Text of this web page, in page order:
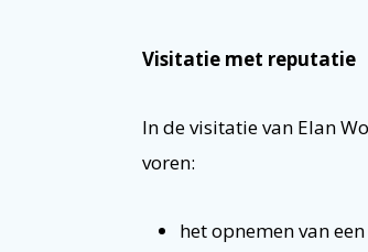
Visitatie met reputatie
In de visitatie van Elan
voren:
het opnemen van